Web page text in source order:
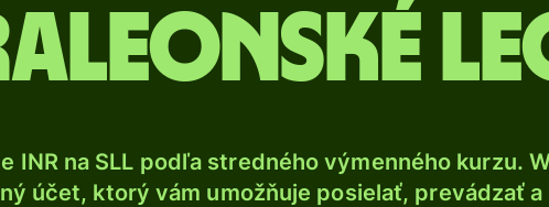
INR na SLL podľa stredného výmenného kurzu.
účet, ktorý vám umožňuje posielať, prevádzať a